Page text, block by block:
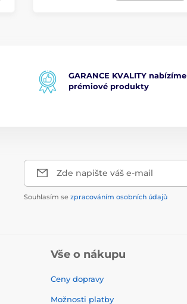
GARANCE KVALITY nabízíme
prémiové produkty
Zde napište váš e-mail
Souhlasím se zpracováním osobních údajů
Vše o nákupu
Ceny dopravy
Možnosti platby